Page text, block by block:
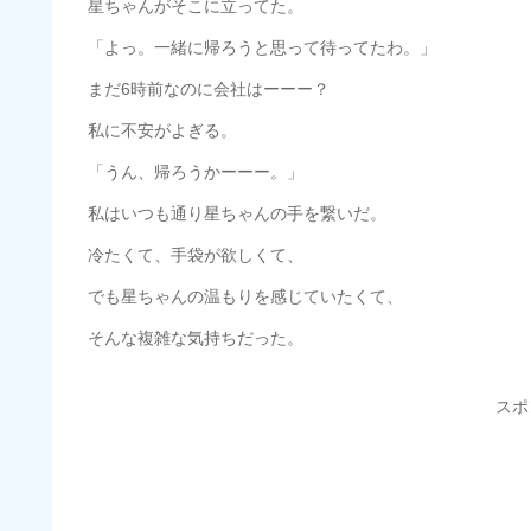
星ちゃんがそこに立ってた。
「よっ。一緒に帰ろうと思って待ってたわ。」
まだ6時前なのに会社はーーー？
私に不安がよぎる。
「うん、帰ろうかーーー。」
私はいつも通り星ちゃんの手を繋いだ。
冷たくて、手袋が欲しくて、
でも星ちゃんの温もりを感じていたくて、
そんな複雑な気持ちだった。
ス